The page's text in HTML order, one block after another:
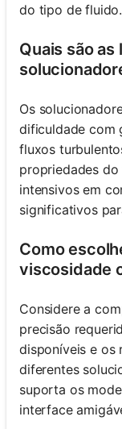
do tipo de fluido.
Quais são
Os
dificuldade com
fluxos
propriedades
intensivos em
significativos
Como
viscosidade
Considere a
precisão
disponíveis e os
diferentes
suporta os
interface